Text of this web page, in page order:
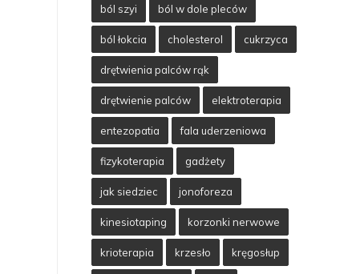
ból szyi ból w dole pleców
ból łokcia cholesterol cukrzyca
drętwienia palców rąk
drętwienie palców elektroterapia
entezopatia fala uderzeniowa
fizykoterapia gadżety
jak siedziec jonoforeza
kinesiotaping korzonki nerwowe
krioterapia krzesło kręgosłup